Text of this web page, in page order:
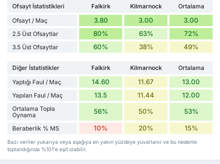
Ofsayt İstatistikleri Falkirk Kilmarnock
Ortalama
Ofsayt / Maç
3.80 3.00 3.00
2.5 Üst Ofsaytlar 80% 63% 72%
3.5 Üst Ofsaytlar 60% 38% 49%
Diğer İstatistikler Falkirk Kilmarnock
Ortalama
Yaptığı Faul / Maç
14.60 11.67 13.00
Yapılan Faul / Maç 13.5 11.44 12.00
Ortalama Topla
Oynama
56% 50% 53%
Beraberlik % MS 10% 20% 15%
Bazı veriler yukarıya veya aşağıya en yakın yüzdeye yuvarlanır ve bu nedenle
toplandığında %101'e eşit olabilir.